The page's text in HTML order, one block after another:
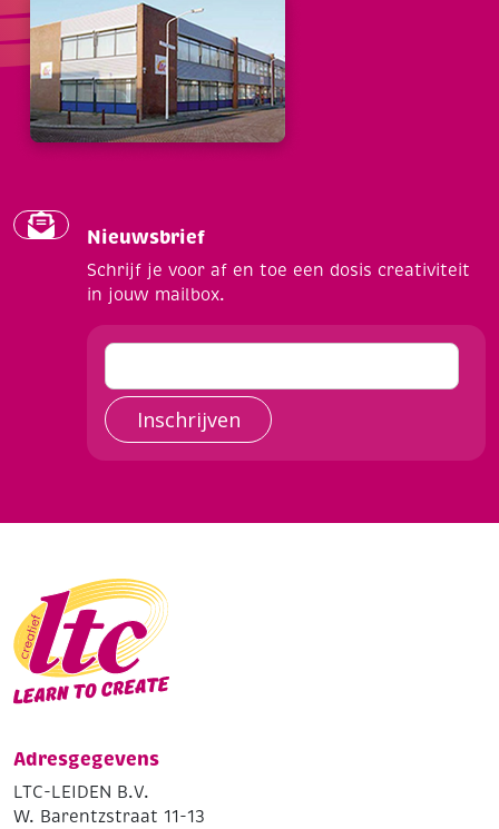
Nieuwsbrief
Schrijf je voor af en toe een dosis creativiteit
in jouw mailbox.
Inschrijven
Adresgegevens
LTC-LEIDEN B.V.
W. Barentzstraat 11-13